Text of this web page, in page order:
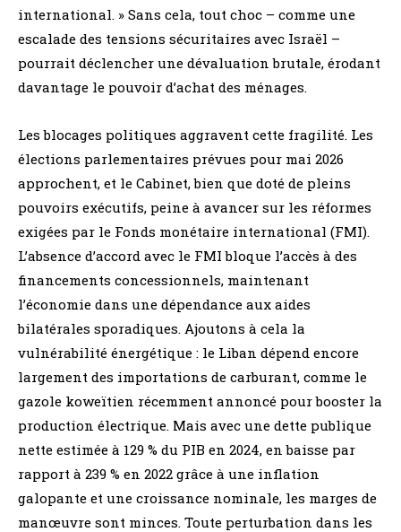
international. » Sans cela, tout choc – comme une
escalade des tensions sécuritaires avec Israël –
pourrait déclencher une dévaluation brutale, érodant
davantage le pouvoir d’achat des ménages.
Les blocages politiques aggravent cette fragilité. Les
élections parlementaires prévues pour mai 2026
approchent, et le Cabinet, bien que doté de pleins
pouvoirs exécutifs, peine à avancer sur les réformes
exigées par le Fonds monétaire international (FMI).
L’absence d’accord avec le FMI bloque l’accès à des
financements concessionnels, maintenant
l’économie dans une dépendance aux aides
bilatérales sporadiques. Ajoutons à cela la
vulnérabilité énergétique : le Liban dépend encore
largement des importations de carburant, comme le
gazole koweïtien récemment annoncé pour booster la
production électrique. Mais avec une dette publique
nette estimée à 129 % du PIB en 2024, en baisse par
rapport à 239 % en 2022 grâce à une inflation
galopante et une croissance nominale, les marges de
manœuvre sont minces. Toute perturbation dans les